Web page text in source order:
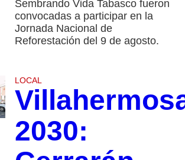
Sembrando Vida Tabasco fueron
convocadas a participar en la
Jornada Nacional de
Reforestación del 9 de agosto.
LOCAL
2030: